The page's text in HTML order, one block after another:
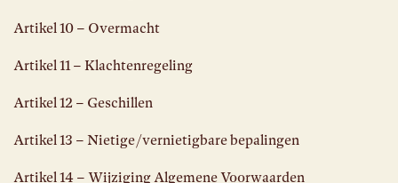
Artikel 10 – Overmacht
Artikel 11 – Klachtenregeling
Artikel 12 – Geschillen
Artikel 13 – Nietige/vernietigbare bepalingen
Artikel 14 – Wijziging Algemene Voorwaarden